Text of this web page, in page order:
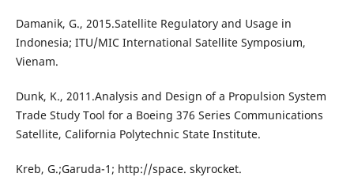
Damanik, G., 2015.Satellite Regulatory and Usage in
Indonesia; ITU/MIC International Satellite Symposium,
Vienam.
Dunk, K., 2011.Analysis and Design of a Propulsion System
Trade Study Tool for a Boeing 376 Series Communications
Satellite, California Polytechnic State Institute.
Kreb, G.;Garuda-1; http://space. skyrocket.